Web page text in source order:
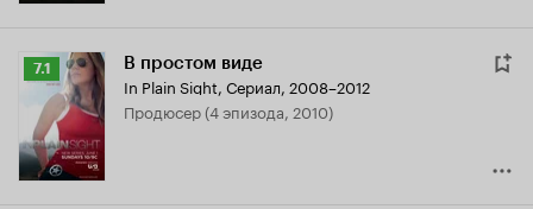
Рейтинг
Кинопоиска
7.1
7.1 В простом виде
In Plain Sight, Сериал, 2008–2012
продюсер (4 эпизода, 2010)